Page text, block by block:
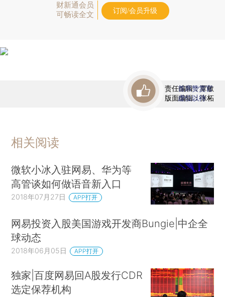
财新通会员
可畅读全文
订阅/会员升级
责任编辑：覃敏
版面编辑：张柘
首席赞赏官
虚位以待
相关阅读
微软小冰入驻网易、华为等
高管谈如何做语音新入口
2018年07月27日 APP打开
网易投资入股美国游戏开发商Bungie|中企全
球动态
2018年06月05日 APP打开
独家|百度网易回A股发行CDR
选定保荐机构